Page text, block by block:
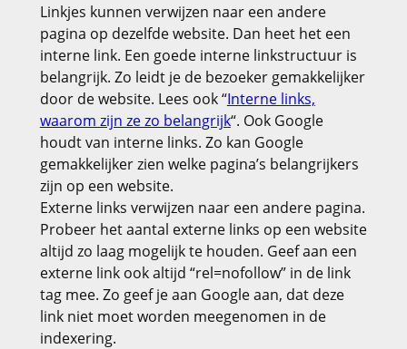
Linkjes kunnen verwijzen naar een andere
pagina op dezelfde website. Dan heet het een
interne link. Een goede interne linkstructuur is
belangrijk. Zo leidt je de bezoeker gemakkelijker
door de website. Lees ook “Interne links,
waarom zijn ze zo belangrijk“. Ook Google
houdt van interne links. Zo kan Google
gemakkelijker zien welke pagina’s belangrijkers
zijn op een website.
Externe links verwijzen naar een andere pagina.
Probeer het aantal externe links op een website
altijd zo laag mogelijk te houden. Geef aan een
externe link ook altijd “rel=nofollow” in de link
tag mee. Zo geef je aan Google aan, dat deze
link niet moet worden meegenomen in de
indexering.